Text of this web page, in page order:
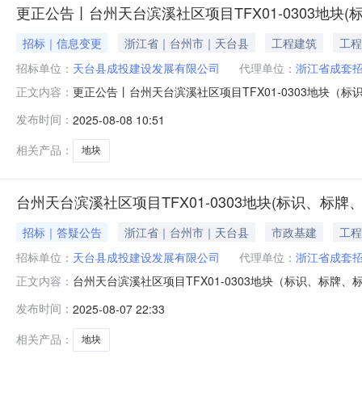
更正公告丨台州天台滨溪社区项目TFX01-0303地块(
招标｜信息变更 浙江省｜台州市｜天台县 工程建筑
工程
招标单位： 天台县成投建设发展有限公司 代理单位： 浙江省成套
正文内容： 更正公告丨台州天台滨溪社区项目TFX01-0303地块（标
程）澄清修改公告2号各潜在投标人：今拟对2025年8月
发布时间： 2025-08-08 10:51
相关产品：
地块
台州天台滨溪社区项目TFX01-0303地块(标识、标牌
招标｜答疑公告 浙江省｜台州市｜天台县 市政基建
工程
招标单位： 天台县成投建设发展有限公司 代理单位： 浙江省成套
正文内容： 台州天台滨溪社区项目TFX01-0303地块（标识、标牌
台县基础设施投资有限公司浏览次数：台州天台滨溪社
发布时间： 2025-08-07 22:33
相关产品：
地块